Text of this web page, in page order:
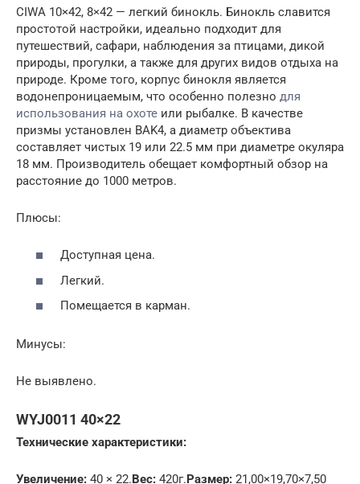
CIWA 10×42, 8×42 — легкий бинокль. Бинокль славится
простотой настройки, идеально подходит для
путешествий, сафари, наблюдения за птицами, дикой
природы, прогулки, а также для других видов отдыха на
природе. Кроме того, корпус бинокля является
водонепроницаемым, что особенно полезно для
использования на охоте или рыбалке. В качестве
призмы установлен BAK4, а диаметр объектива
составляет чистых 19 или 22.5 мм при диаметре окуляра
18 мм. Производитель обещает комфортный обзор на
расстояние до 1000 метров.
Плюсы:
Доступная цена.
Легкий.
Помещается в карман.
Минусы:
Не выявлено.
WYJ0011 40×22
Технические характеристики:
Увеличение: 40 × 22.Вес: 420г.Размер: 21,00×19,70×7,50